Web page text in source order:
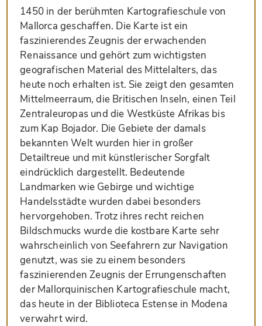
1450 in der berühmten Kartografieschule von
Mallorca geschaffen. Die Karte ist ein
faszinierendes Zeugnis der erwachenden
Renaissance und gehört zum wichtigsten
geografischen Material des Mittelalters, das
heute noch erhalten ist. Sie zeigt den gesamten
Mittelmeerraum, die Britischen Inseln, einen Teil
Zentraleuropas und die Westküste Afrikas bis
zum Kap Bojador. Die Gebiete der damals
bekannten Welt wurden hier in großer
Detailtreue und mit künstlerischer Sorgfalt
eindrücklich dargestellt. Bedeutende
Landmarken wie Gebirge und wichtige
Handelsstädte wurden dabei besonders
hervorgehoben. Trotz ihres recht reichen
Bildschmucks wurde die kostbare Karte sehr
wahrscheinlich von Seefahrern zur Navigation
genutzt, was sie zu einem besonders
faszinierenden Zeugnis der Errungenschaften
der Mallorquinischen Kartografieschule macht,
das heute in der Biblioteca Estense in Modena
verwahrt wird.